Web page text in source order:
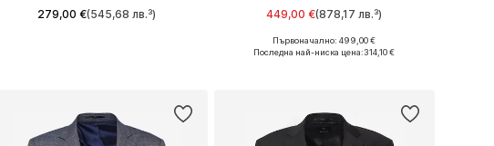
279,00 €(545,68 лв.³) 449,00 €(878,17 лв.³)
Налични размери: 46, 50, 52, 54, 56
Първоначално: 499,00 €
Последна най-ниска цена:314,10 €